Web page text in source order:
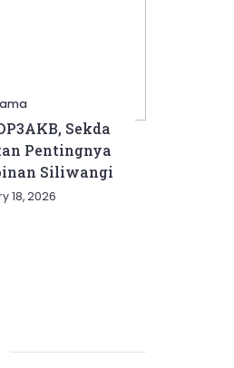
Sekda
Pentingnya
Siliwangi
18, 2026